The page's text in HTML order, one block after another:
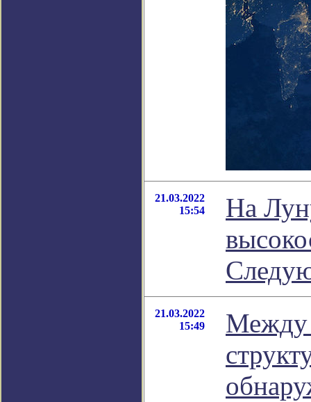
21.03.2022
15:54
На
21.03.2022
15:49
Между